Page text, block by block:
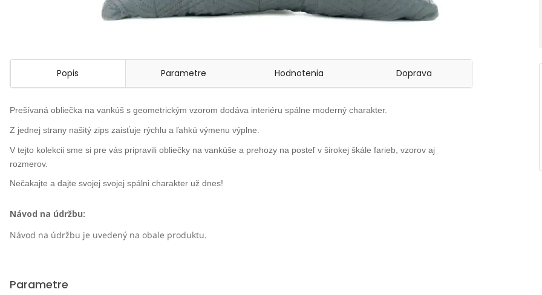
Popis Parametre Hodnotenia Doprava
Prešívaná obliečka na vankúš s geometrickým vzorom dodáva interiéru spálne moderný charakter.
Z jednej strany našitý zips zaisťuje rýchlu a ľahkú výmenu výplne.
V tejto kolekcii sme si pre vás pripravili obliečky na vankúše a prehozy na posteľ v širokej škále farieb, vzorov aj
rozmerov.
Nečakajte a dajte svojej svojej spálni charakter už dnes!
Návod na údržbu:
Návod na údržbu je uvedený na obale produktu.
Parametre